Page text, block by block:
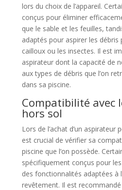
lors du choix de l’appareil.
conçus pour éliminer
que le sable et les feuilles,
adaptés pour aspirer les
cailloux ou les insectes. Il est
aspirateur dont la capacité de
aux types de débris que l’on
dans sa piscine.
Compatibilité avec
hors sol
Lors de l’achat d’un aspirateur
est crucial de vérifier sa
piscine que l’on possède.
spécifiquement conçus pour
des fonctionnalités adaptées à
revêtement. Il est